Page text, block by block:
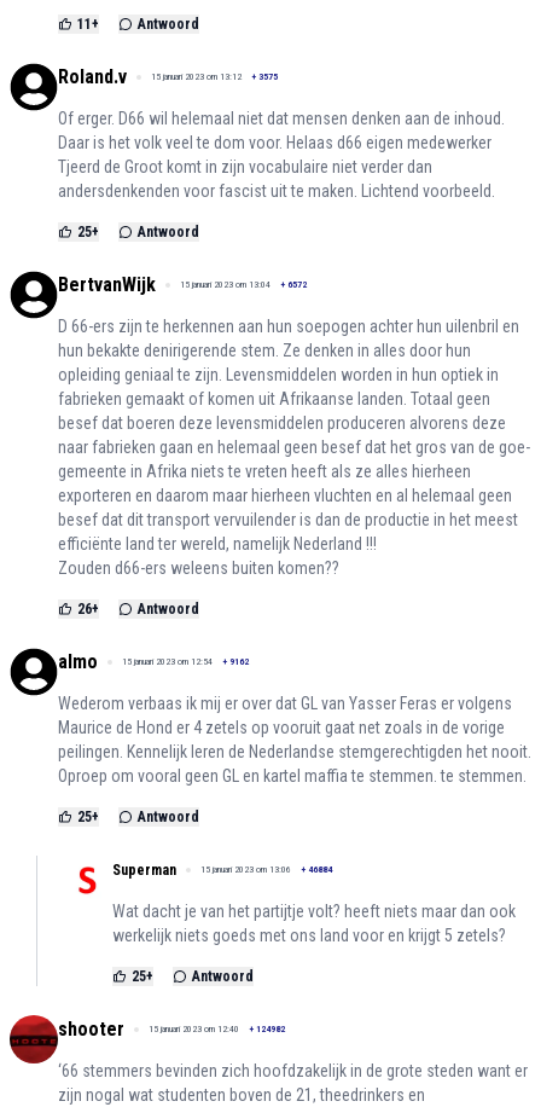
11 + Antwoord
Roland.v 15 januari 2023 om 13:12 + 3575
Of erger. D66 wil helemaal niet dat mensen denken aan de inhoud.
Daar is het volk veel te dom voor. Helaas d66 eigen medewerker
Tjeerd de Groot komt in zijn vocabulaire niet verder dan
andersdenkenden voor fascist uit te maken. Lichtend voorbeeld.
25+ Antwoord
BertvanWijk 15 januari 2023 om 13:04 + 6572
D 66-ers zijn te herkennen aan hun soepogen achter hun uilenbril en
hun bekakte denirigerende stem. Ze denken in alles door hun
opleiding geniaal te zijn. Levensmiddelen worden in hun optiek in
fabrieken gemaakt of komen uit Afrikaanse landen. Totaal geen
besef dat boeren deze levensmiddelen produceren alvorens deze
naar fabrieken gaan en helemaal geen besef dat het gros van de goe-
gemeente in Afrika niets te vreten heeft als ze alles hierheen
exporteren en daarom maar hierheen vluchten en al helemaal geen
besef dat dit transport vervuilender is dan de productie in het meest
efficiënte land ter wereld, namelijk Nederland !!!
Zouden d66-ers weleens buiten komen??
26+ Antwoord
almo 15 januari 2023 om 12:54 + 9162
Wederom verbaas ik mij er over dat GL van Yasser Feras er volgens
Maurice de Hond er 4 zetels op vooruit gaat net zoals in de vorige
peilingen. Kennelijk leren de Nederlandse stemgerechtigden het nooit.
Oproep om vooral geen GL en kartel maffia te stemmen. te stemmen.
25+ Antwoord
Superman 15 januari 2023 om 13:06 + 46884
Wat dacht je van het partijtje volt? heeft niets maar dan ook
werkelijk niets goeds met ons land voor en krijgt 5 zetels?
25+ Antwoord
shooter 15 januari 2023 om 12:40 + 124982
‘66 stemmers bevinden zich hoofdzakelijk in de grote steden want er
zijn nogal wat studenten boven de 21, theedrinkers en